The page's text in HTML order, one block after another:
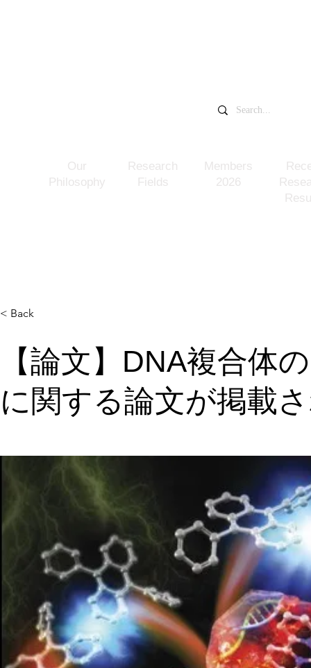
Our
Philosophy
Research
Fields
Members
2026
< Back
【論文】DNA複合体
に関する論文が掲載